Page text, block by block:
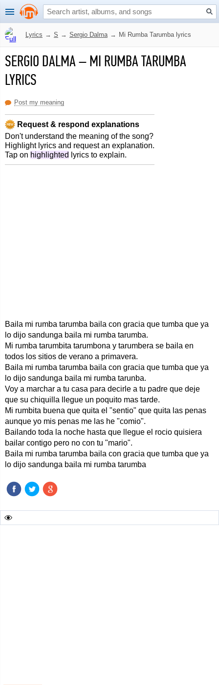
Lyrics → S → Sergio Dalma → Mi Rumba Tarumba lyrics
SERGIO DALMA–MI RUMBA TARUMBA
LYRICS
Post my meaning
Request & respond explanations
Don't understand the meaning of the song?
Highlight lyrics and request an explanation.
Tap on highlighted lyrics to explain.
Baila mi rumba tarumba baila con gracia que tumba que ya
lo dijo sandunga baila mi rumba tarumba.
Mi rumba tarumbita tarumbona y tarumbera se baila en
todos los sitios de verano a primavera.
Baila mi rumba tarumba baila con gracia que tumba que ya
lo dijo sandunga baila mi rumba tarunba.
Voy a marchar a tu casa para decirle a tu padre que deje
que su chiquilla llegue un poquito mas tarde.
Mi rumbita buena que quita el "sentio" que quita las penas
aunque yo mis penas me las he "comio".
Bailando toda la noche hasta que llegue el rocio quisiera
bailar contigo pero no con tu "mario".
Baila mi rumba tarumba baila con gracia que tumba que ya
lo dijo sandunga baila mi rumba tarumba